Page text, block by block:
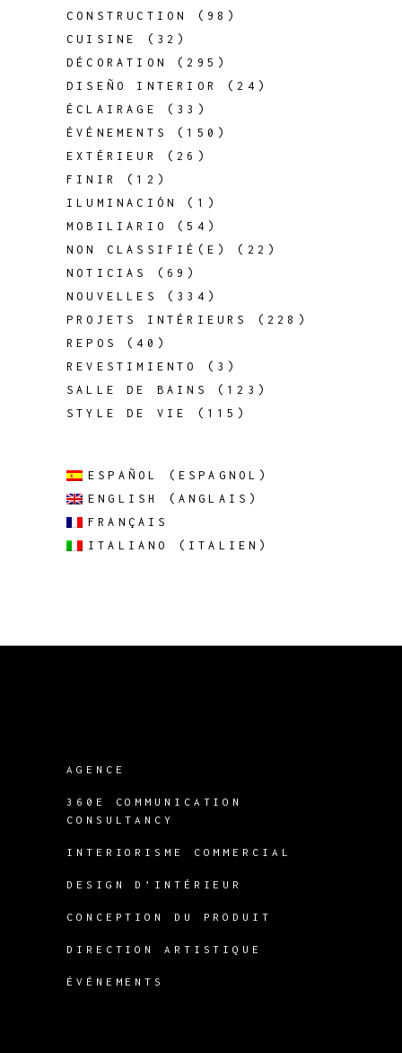
CONSTRUCTION
(98)
CUISINE
(32)
DÉCORATION
(295)
DISEÑO INTERIOR
(24)
ÉCLAIRAGE
(33)
ÉVÉNEMENTS
(150)
EXTÉRIEUR
(26)
FINIR
(12)
ILUMINACIÓN
(1)
MOBILIARIO
(54)
NON CLASSIFIÉ(E)
(22)
NOTICIAS
(69)
NOUVELLES
(334)
PROJETS INTÉRIEURS
(228)
REPOS
(40)
REVESTIMIENTO
(3)
SALLE DE BAINS
(123)
STYLE DE VIE
(115)
ESPAÑOL ( ESPAGNOL )
ENGLISH
( ANGLAIS )
FRANÇAIS
ITALIANO
( ITALIEN )
AGENCE
360E COMMUNICATION
CONSULTANCY
INTERIORISME COMMERCIAL
DESIGN D’INTÉRIEUR
CONCEPTION DU PRODUIT
DIRECTION ARTISTIQUE
ÉVÉNEMENTS